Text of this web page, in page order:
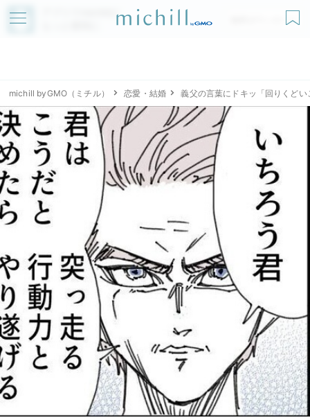
アプリでmichillが
無料ダウンロード
michill byGMO（ミチル） 恋愛・結婚 義父の言葉にドキッ「回りくど